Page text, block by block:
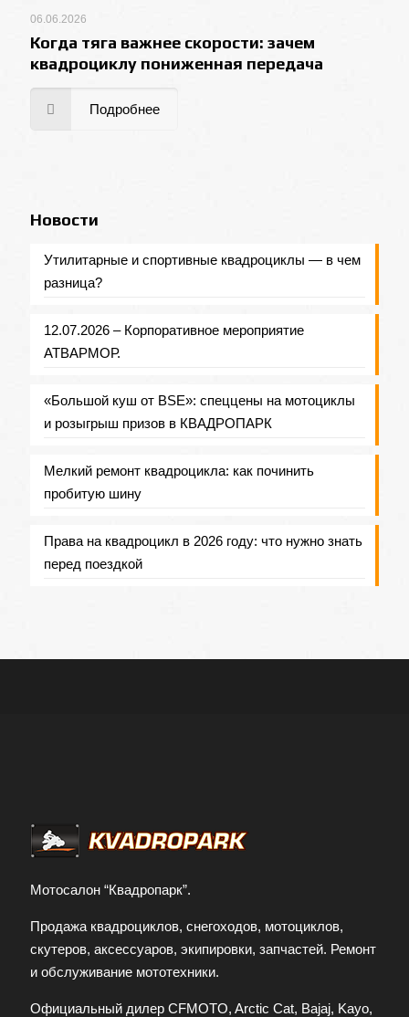
06.06.2026
Когда тяга важнее скорости: зачем
квадроциклу пониженная передача
Подробнее
Новости
Утилитарные и спортивные квадроциклы — в чем
разница?
12.07.2026 – Корпоративное мероприятие
АТВАРМОР.
«Большой куш от BSE»: спеццены на мотоциклы
и розыгрыш призов в КВАДРОПАРК
Мелкий ремонт квадроцикла: как починить
пробитую шину
Права на квадроцикл в 2026 году: что нужно знать
перед поездкой
Мотосалон “Квадропарк”.
Продажа квадроциклов, снегоходов, мотоциклов,
скутеров, аксессуаров, экипировки, запчастей. Ремонт
и обслуживание мототехники.
Официальный дилер CFMOTO, Arctic Cat, Bajaj, Kayo,